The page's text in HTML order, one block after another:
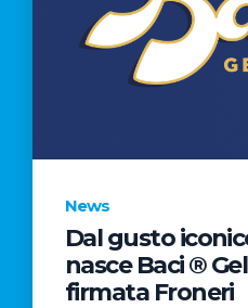
News
Dal gusto
nasce Baci ®
firmata Froneri